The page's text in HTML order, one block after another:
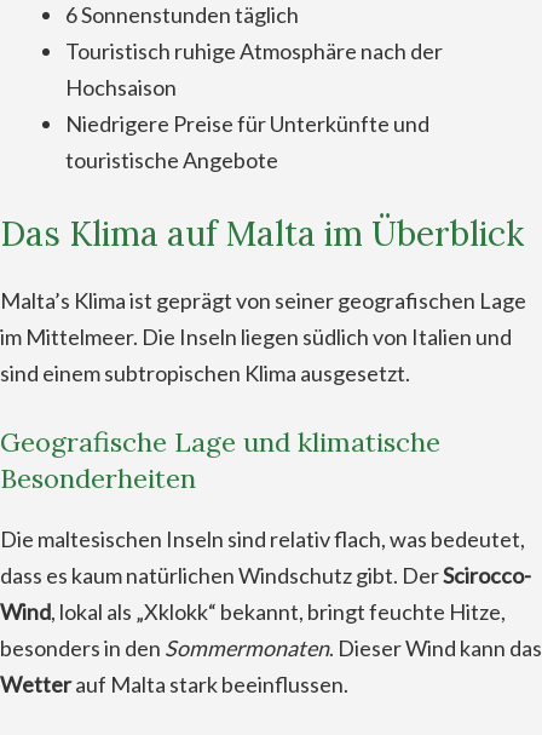
6 Sonnenstunden täglich
Touristisch ruhige Atmosphäre nach der
Hochsaison
Niedrigere Preise für Unterkünfte und
touristische Angebote
Das Klima auf Malta im Überblick
Malta’s Klima ist geprägt von seiner geografischen Lage
im Mittelmeer. Die Inseln liegen südlich von Italien und
sind einem subtropischen Klima ausgesetzt.
Geografische Lage und klimatische
Besonderheiten
Die maltesischen Inseln sind relativ flach, was bedeutet,
dass es kaum natürlichen Windschutz gibt. DerScirocco-
Wind, lokal als „Xklokk“ bekannt, bringt feuchte Hitze,
besonders in den Sommermonaten. Dieser Wind kann das
Wetterauf Malta stark beeinflussen.